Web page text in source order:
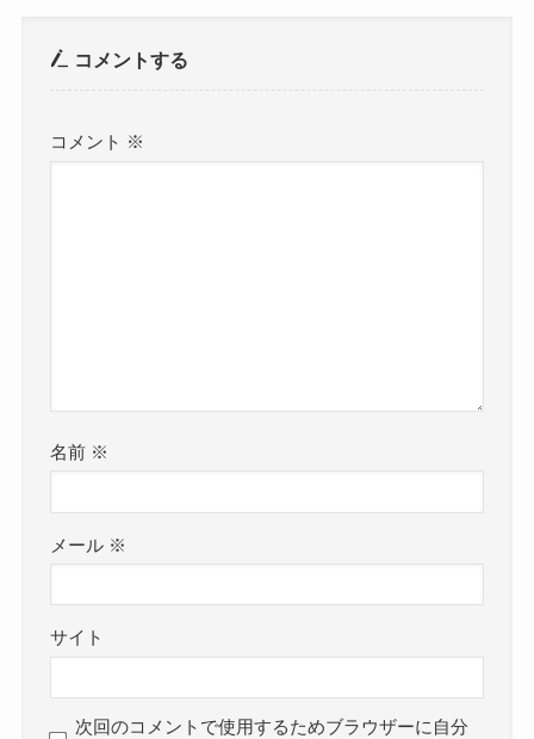
コメントする
コメント ※
名前 ※
メール ※
サイト
次回のコメントで使用するためブラウザーに自分